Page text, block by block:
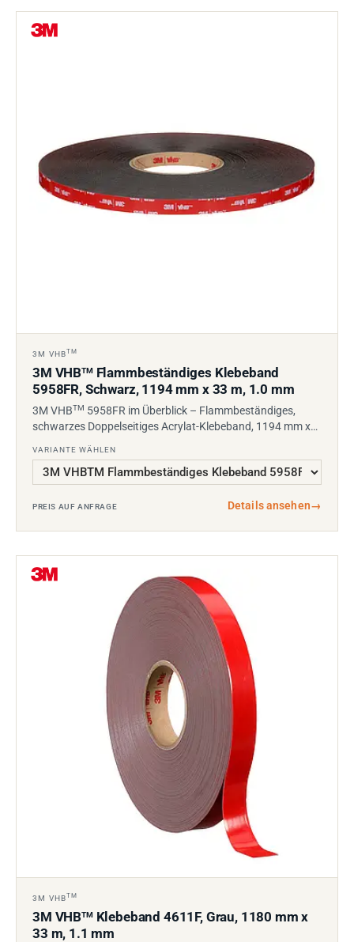
3M VHBTM
3M VHBTMFlammbeständiges Klebeband
5958FR, Schwarz, 1194 mm x 33 m, 1.0 mm
3M VHBTM 5958FR im Überblick – Flammbeständiges,
schwarzes Doppelseitiges Acrylat-Klebeband, 1194 mm x…
VARIANTE WÄHLEN
PREIS AUF ANFRAGE Details ansehen→
3M VHBTM
3M VHBTMKlebeband 4611F, Grau, 1180 mm x
33 m, 1.1 mm